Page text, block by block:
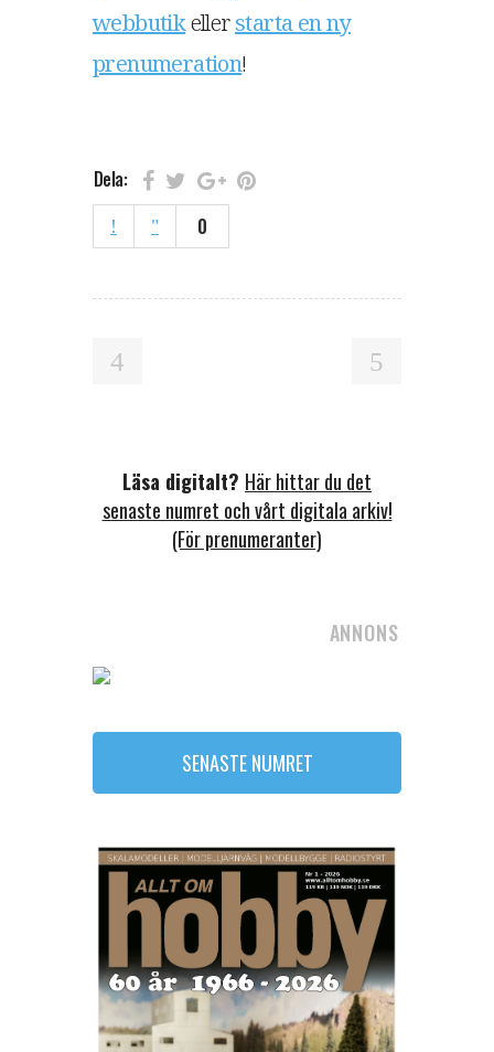
webbutikellerstarta en ny
prenumeration!
Dela:
0
Läsa digitalt? Här hittar du det
senaste numret och vårt digitala arkiv!
(För prenumeranter)
ANNONS
SENASTE NUMRET